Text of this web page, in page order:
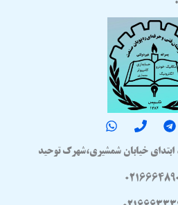
خیابان شمشیری،شهرک توحید